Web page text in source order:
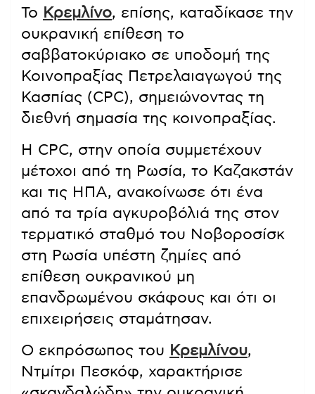
Το Κρεμλίνο, επίσης, καταδίκασε την
ουκρανική επίθεση το
σαββατοκύριακο σε υποδομή της
Κοινοπραξίας Πετρελαιαγωγού της
Κασπίας (CPC), σημειώνοντας τη
διεθνή σημασία της κοινοπραξίας.
Η CPC, στην οποία συμμετέχουν
μέτοχοι από τη Ρωσία, το Καζακστάν
και τις ΗΠΑ, ανακοίνωσε ότι ένα
από τα τρία αγκυροβόλιά της στον
τερματικό σταθμό του Νοβοροσίσκ
στη Ρωσία υπέστη ζημίες από
επίθεση ουκρανικού μη
επανδρωμένου σκάφους και ότι οι
επιχειρήσεις σταμάτησαν.
Ο εκπρόσωπος του Κρεμλίνου,
Ντμίτρι Πεσκόφ, χαρακτήρισε